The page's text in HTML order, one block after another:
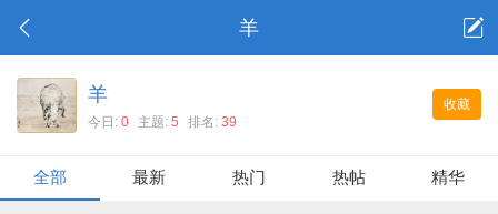
羊
收藏
羊
今日: 0 主题: 5 排名: 39
全部 最新 热门 热帖 精华